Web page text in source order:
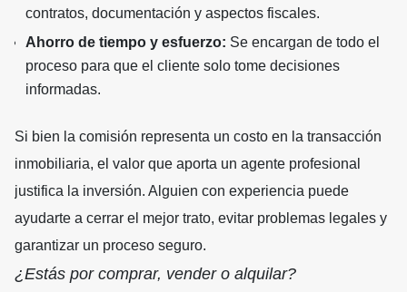
contratos, documentación y aspectos fiscales.
Ahorro de tiempo y esfuerzo: Se encargan de todo el
proceso para que el cliente solo tome decisiones
informadas.
Si bien la comisión representa un costo en la transacción
inmobiliaria, el valor que aporta un agente profesional
justifica la inversión. Alguien con experiencia puede
ayudarte a cerrar el mejor trato, evitar problemas legales y
garantizar un proceso seguro.
¿Estás por comprar, vender o alquilar?